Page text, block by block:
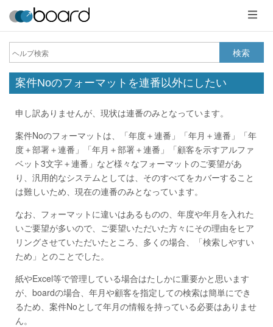
メ
ニ
ュ
ー
検索
案件Noのフォーマットを連番以外にしたい
申し訳ありませんが、現状は連番のみとなっています。
案件Noのフォーマットは、「年度＋連番」「年月＋連番」「年
度＋部署＋連番」「年月＋部署＋連番」「顧客を示すアルファ
ベット3文字＋連番」など様々なフォーマットのご要望があ
り、汎用的なシステムとしては、そのすべてをカバーすること
は難しいため、現在の連番のみとなっています。
なお、フォーマットに違いはあるものの、年度や年月を入れた
いご要望が多いので、ご要望いただいた方々にその理由をヒア
リングさせていただいたところ、多くの場合、「検索しやすい
ため」とのことでした。
紙やExcel等で管理している場合はたしかに重要かと思います
が、boardの場合、年月や顧客を指定しての検索は簡単にでき
るため、案件Noとして年月の情報を持っている必要はありませ
ん。